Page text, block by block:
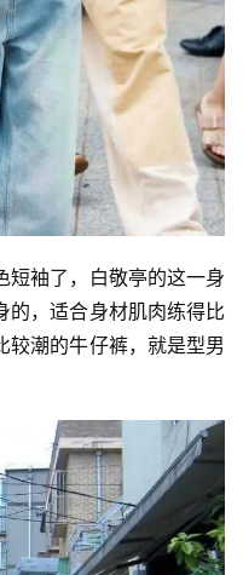
短袖了，白敬亭的这一身
的，适合身材肌肉练得比
较潮的牛仔裤，就是型男